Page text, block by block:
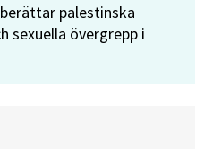
berättar palestinska
sexuella övergrepp i